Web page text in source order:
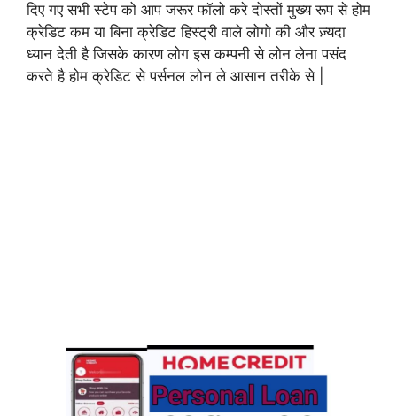
दिए गए सभी स्टेप को आप जरूर फॉलो करे दोस्तों मुख्य रूप से होम
क्रेडिट कम या बिना क्रेडिट हिस्ट्री वाले लोगो की और ज़्यदा
ध्यान देती है जिसके कारण लोग इस कम्पनी से लोन लेना पसंद
करते है होम क्रेडिट से पर्सनल लोन ले आसान तरीके से |